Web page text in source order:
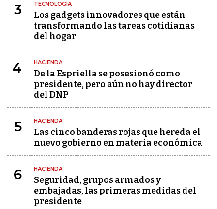
3 TECNOLOGÍA
Los gadgets innovadores que están
transformando las tareas cotidianas
del hogar
4 HACIENDA
De la Espriella se posesionó como
presidente, pero aún no hay director
del DNP
5 HACIENDA
Las cinco banderas rojas que hereda el
nuevo gobierno en materia económica
6 HACIENDA
Seguridad, grupos armados y
embajadas, las primeras medidas del
presidente